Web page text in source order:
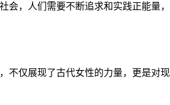
会，人们需要不断追求和实践正能
不仅展现了古代女性的力量，更是